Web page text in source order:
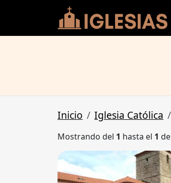
Inicio Iglesia Católica
Mostrando del 1 hasta el 1 de